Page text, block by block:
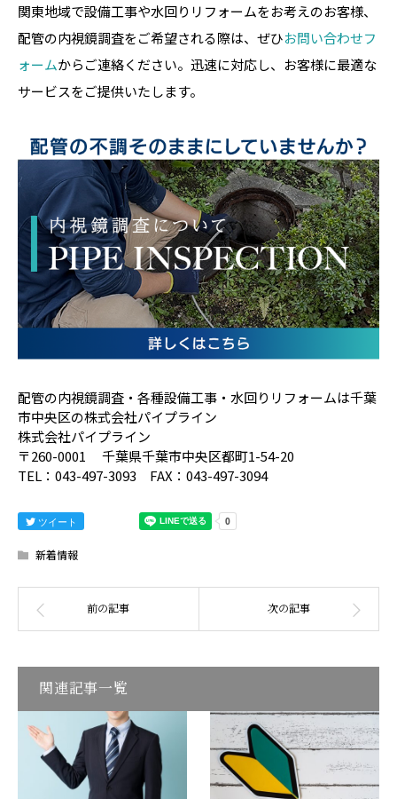
関東地域で設備工事や水回りリフォームをお考えのお客様、
配管の内視鏡調査をご希望される際は、ぜひお問い合わせフ
ォームからご連絡ください。迅速に対応し、お客様に最適な
サービスをご提供いたします。
配管の内視鏡調査・各種設備工事・水回りリフォームは千葉
市中央区の株式会社パイプライン
株式会社パイプライン
〒260-0001 千葉県千葉市中央区都町1-54-20
TEL：043-497-3093 FAX：043-497-3094
ツイート
新着情報
関連記事一覧